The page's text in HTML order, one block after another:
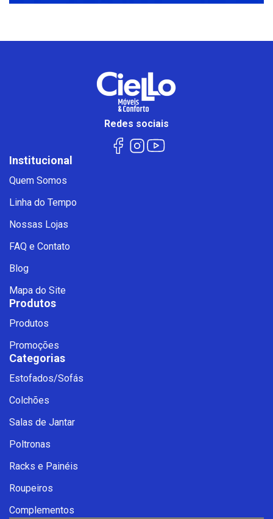
Redes sociais
Institucional
Quem Somos
Linha do Tempo
Nossas Lojas
FAQ e Contato
Blog
Mapa do Site
Produtos
Produtos
Promoções
Categorias
Estofados/Sofás
Colchões
Salas de Jantar
Poltronas
Racks e Painéis
Roupeiros
Complementos